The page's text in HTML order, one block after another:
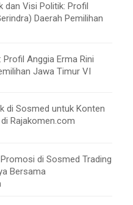
dan Visi Politik: Profil
Daerah Pemilihan
Profil Anggia Erma Rini
Jawa Timur VI
di Sosmed untuk Konten
Rajakomen.com
di Sosmed Trading
Bersama